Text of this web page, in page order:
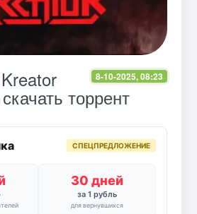
8-10-2025, 08:23
торрент
СПЕЦПРЕДЛОЖЕНИЕ
30 дней
за 1 рубль
для вернувшихся